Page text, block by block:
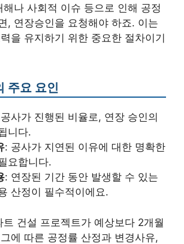
해나 사회적 이슈 등으로 인해 공정
, 연장승인을 요청해야 하죠. 이는
을 유지하기 위한 중요한 절차이기
주요 요인
사가 진행된 비율로, 연장 승인의
니다.
: 공사가 지연된 이유에 대한 명확한
요합니다.
: 연장된 기간 동안 발생할 수 있는
산정이 필수적이에요.
트 건설 프로젝트가 예상보다 2개월
에 따른 공정률 산정과 변경사유,